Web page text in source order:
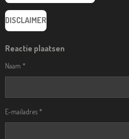
DISCLAIMER
Reactie plaatsen
Naam *
E-mailadres *